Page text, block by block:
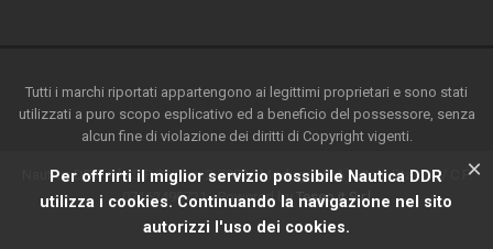
Per offrirti il miglior servizio possibile Nautica DDR
utilizza i cookies. Continuando la navigazione nel sito
autorizzi l'uso dei cookies.
×
Tutti i marchi riportati appartengono ai legittimi proprietari e sono stati
utilizzati a puro scopo esplicativo ed a beneficio del possessore, senza
alcun fine di violazione dei diritti di Copyright vigenti.
Nautica DDR srl - S.P. 231 km.2-70026 Modugno(BA) - Italy-P.ta IVA / C.F.
07162490721 - Powered by Teseo.it S.r.l